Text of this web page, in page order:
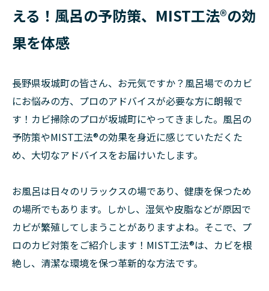
える！風呂の予防策、MIST工法®の効
果を体感
長野県坂城町の皆さん、お元気ですか？風呂場でのカビ
にお悩みの方、プロのアドバイスが必要な方に朗報で
す！カビ掃除のプロが坂城町にやってきました。風呂の
予防策やMIST工法®の効果を身近に感じていただくた
め、大切なアドバイスをお届けいたします。
お風呂は日々のリラックスの場であり、健康を保つため
の場所でもあります。しかし、湿気や皮脂などが原因で
カビが繁殖してしまうことがありますよね。そこで、プ
ロのカビ対策をご紹介します！MIST工法®は、カビを根
絶し、清潔な環境を保つ革新的な方法です。